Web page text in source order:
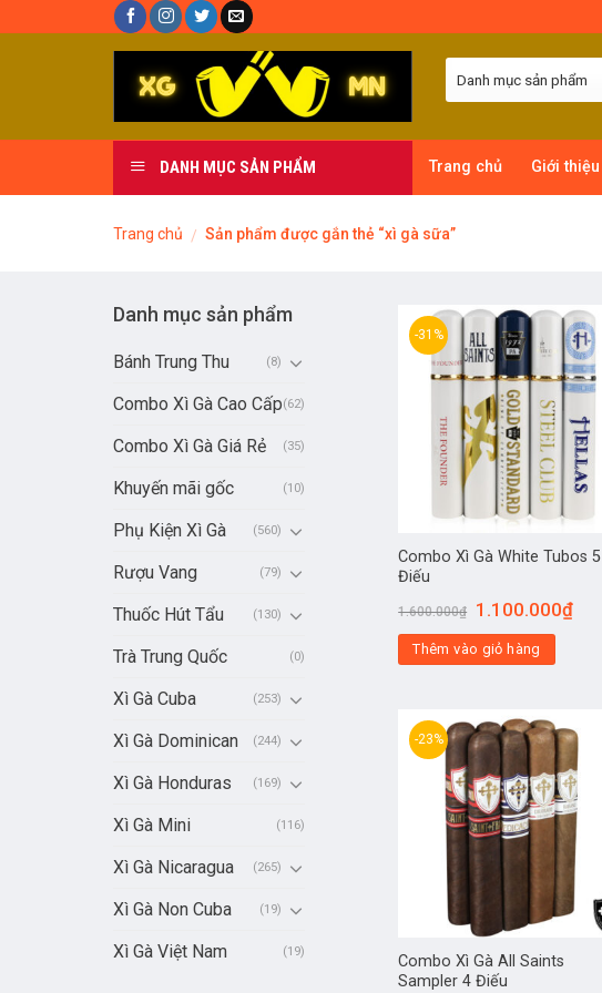
to
DANH MỤC SẢN PHẨM Trang chủ Giới thiệu
Trang chủ / Sản phẩm được gắn thẻ “xì gà sữa”
Danh mục sản phẩm
Bánh Trung Thu (8)
Combo Xì Gà Cao Cấp(62)
Combo Xì Gà Giá Rẻ (35)
Khuyến mãi gốc (10)
Phụ Kiện Xì Gà (560)
Rượu Vang (79)
Thuốc Hút Tẩu (130)
Trà Trung Quốc (0)
Xì Gà Cuba (253)
Xì Gà Dominican (244)
Xì Gà Honduras (169)
Xì Gà Mini (116)
Xì Gà Nicaragua (265)
Xì Gà Non Cuba (19)
Xì Gà Việt Nam (19)
-31%
Combo Xì Gà White Tubos 5
Điếu
1.600.000₫ 1.100.000₫
Thêm vào giỏ hàng
-23%
Combo Xì Gà All Saints
Sampler 4 Điếu